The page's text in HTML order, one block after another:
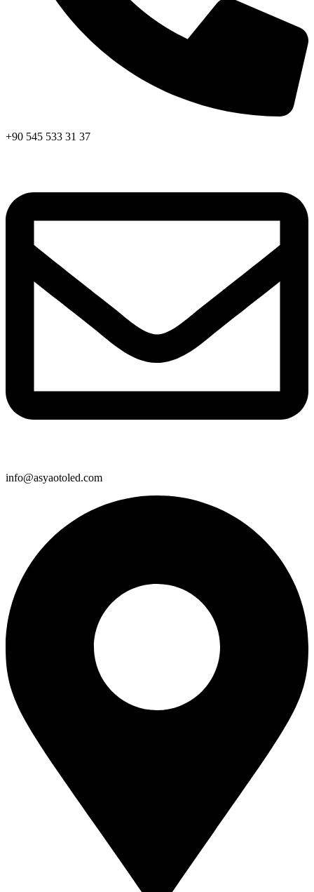
+90 545 533 31 37
info@asyaotoled.com